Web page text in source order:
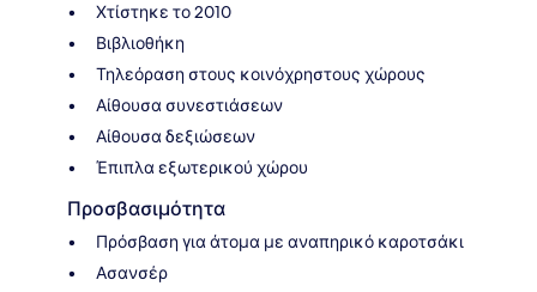
Χτίστηκε το 2010
Βιβλιοθήκη
Τηλεόραση στους κοινόχρηστους χώρους
Αίθουσα συνεστιάσεων
Αίθουσα δεξιώσεων
Έπιπλα εξωτερικού χώρου
Προσβασιμότητα
Πρόσβαση για άτομα με αναπηρικό καροτσάκι
Ασανσέρ